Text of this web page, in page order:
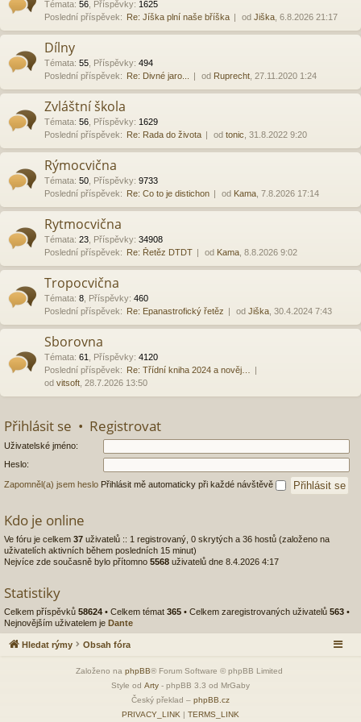
Témata: 56 Příspěvky: 1625
Poslední příspěvek: Re: Jíška plní naše bříška od Jiška , 6.8.2026 21:17
Dílny
Témata: 55 Příspěvky: 494
Poslední příspěvek: Re: Divné jaro... od Ruprecht , 27.11.2020 1:24
Zvláštní škola
Témata: 56 Příspěvky: 1629
Poslední příspěvek: Re: Rada do života od tonic , 31.8.2022 9:20
Rýmocvična
Témata: 50 Příspěvky: 9733
Poslední příspěvek: Re: Co to je distichon od Kama , 7.8.2026 17:14
Rytmocvična
Témata: 23 Příspěvky: 34908
Poslední příspěvek: Re: Řetěz DTDT od Kama , 8.8.2026 9:02
Tropocvična
Témata: 8 Příspěvky: 460
Poslední příspěvek: Re: Epanastrofický řetěz od Jiška , 30.4.2024 7:43
Sborovna
Témata: 61 Příspěvky: 4120
Poslední příspěvek: Re: Třídní kniha 2024 a nověj…
od vitsoft , 28.7.2026 13:50
Přihlásit se • Registrovat
Uživatelské jméno:
Heslo:
Zapomněl(a) jsem heslo Přihlásit mě automaticky při každé návštěvě
Kdo je online
Ve fóru je celkem 37 uživatelů :: 1 registrovaný, 0 skrytých a 36 hostů (založeno na
uživatelích aktivních během posledních 15 minut)
Nejvíce zde současně bylo přítomno 5568 uživatelů dne 8.4.2026 4:17
Statistiky
Celkem příspěvků 58624 • Celkem témat 365 • Celkem zaregistrovaných uživatelů 563 •
Nejnovějším uživatelem je Dante
Hledat rýmy Obsah fóra
Založeno na phpBB® Forum Software © phpBB Limited
Style od Arty - phpBB 3.3 od MrGaby
Český překlad – phpBB.cz
PRIVACY_LINK | TERMS_LINK